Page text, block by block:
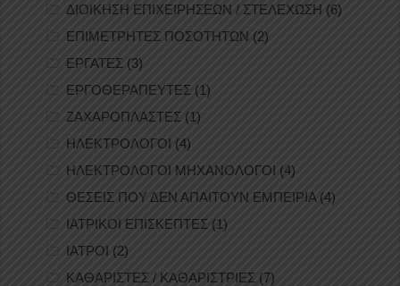
ΔΙΟΙΚΗΣΗ ΕΠΙΧΕΙΡΗΣΕΩΝ / ΣΤΕΛΕΧΩΣΗ (6)
ΕΠΙΜΕΤΡΗΤΕΣ ΠΟΣΟΤΗΤΩΝ (2)
ΕΡΓΑΤΕΣ (3)
ΕΡΓΟΘΕΡΑΠΕΥΤΕΣ (1)
ΖΑΧΑΡΟΠΛΑΣΤΕΣ (1)
ΗΛΕΚΤΡΟΛΟΓΟΙ (4)
ΗΛΕΚΤΡΟΛΟΓΟΙ ΜΗΧΑΝΟΛΟΓΟΙ (4)
ΘΕΣΕΙΣ ΠΟΥ ΔΕΝ ΑΠΑΙΤΟΥΝ ΕΜΠΕΙΡΙΑ (4)
ΙΑΤΡΙΚΟΙ ΕΠΙΣΚΕΠΤΕΣ (1)
ΙΑΤΡΟΙ (2)
ΚΑΘΑΡΙΣΤΕΣ / ΚΑΘΑΡΙΣΤΡΙΕΣ (7)